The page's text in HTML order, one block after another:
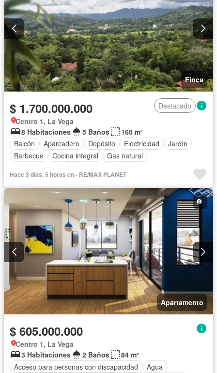
Finca
$ 1.700.000.000
Destacado
Centro 1, La Vega
8 Habitaciones
5 Baños
160 m²
Balcón
Aparcadero Depósito Electricidad
Jardín
Barbecue
Cocina integral
Gas natural
Hace 3 días, 5 horas en - RE/MAX PLANET
Apartamento
$ 605.000.000
Centro 1, La Vega
3 Habitaciones
2 Baños
84 m²
Acceso para personas con discapacidad
Agua